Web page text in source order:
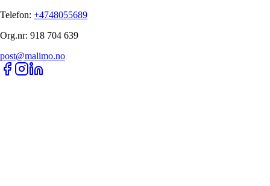
Telefon: +4748055689
Org.nr: 918 704 639
post@malimo.no